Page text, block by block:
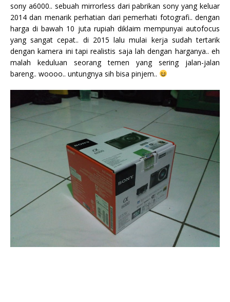
sony a6000.. sebuah mirrorless dari pabrikan sony yang keluar
2014 dan menarik perhatian dari pemerhati fotografi.. dengan
harga di bawah 10 juta rupiah diklaim mempunyai autofocus
yang sangat cepat.. di 2015 lalu mulai kerja sudah tertarik
dengan kamera ini tapi realistis saja lah dengan harganya.. eh
malah keduluan seorang temen yang sering jalan-jalan
bareng.. woooo.. untungnya sih bisa pinjem..